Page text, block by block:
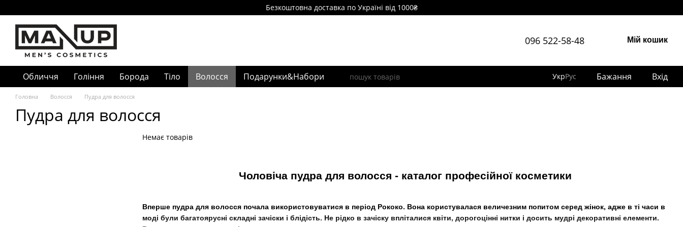
Безкоштовна доставка по Україні від 1000₴
096 522-58-48 Мій кошик
Обличчя Гоління Борода Тіло Волосся Подарунки&Набори УкрРус Бажання Вхід
Головна Волосся Пудра для волосся
Пудра для волосся
Чоловіча пудра для волосся - каталог професійної косметики
Вперше пудра для волосся почала використовуватися в період Рококо. Вона користувалася величезним попитом серед жінок, адже в ті часи в
моді були багатоярусні складні зачіски і блідість. Не рідко в зачіску впліталися квіти, дорогоцінні нитки і досить мудрі декоративні елементи.
Немає товарів